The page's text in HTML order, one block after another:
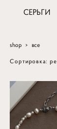
СЕРЬГИ
shop > все
Сортировка: